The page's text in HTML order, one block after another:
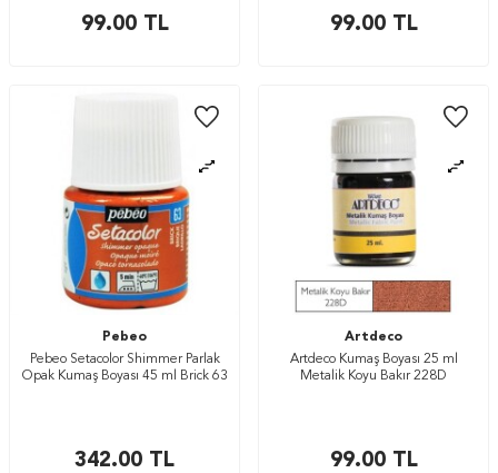
99.00TL 99.00TL
Pebeo
Pebeo Setacolor Shimmer Parlak
Opak Kumaş Boyası 45 ml Brick 63
342.00 TL
Artdeco
Artdeco Kumaş Boyası 25 ml
Metalik Koyu Bakır 228D
99.00TL